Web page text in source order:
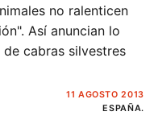
no ralenticen
Así anuncian lo
cabras silvestres
11 AGOSTO 2013
ESPAÑA.